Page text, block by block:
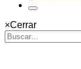
×Cerrar